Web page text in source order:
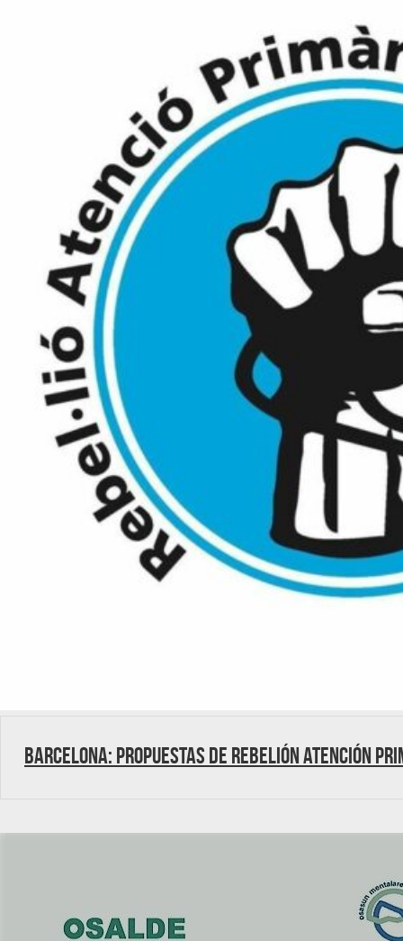
Barcelona: Propuestas de Rebelión Atención